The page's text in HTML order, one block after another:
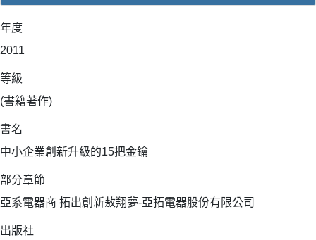
年度
2011
等級
(書籍著作)
書名
中小企業創新升級的15把金鑰
部分章節
亞系電器商 拓出創新敖翔夢-亞拓電器股份有限公司
出版社